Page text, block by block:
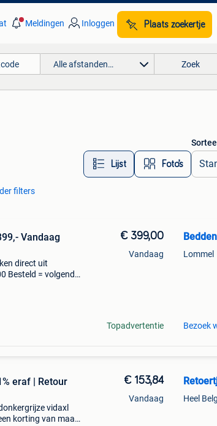
Meldingen Inloggen Plaats zoekertje
Alle afstanden… Zoek
Lijst Foto’s
filters
Vandaag
direct uit
Besteld = volgende
€ 399,00
Vandaag
Topadvertentie
Lommel
Bezoek
eraf | Retour
vidaxl
korting van maar
€ 153,84
Vandaag Heel